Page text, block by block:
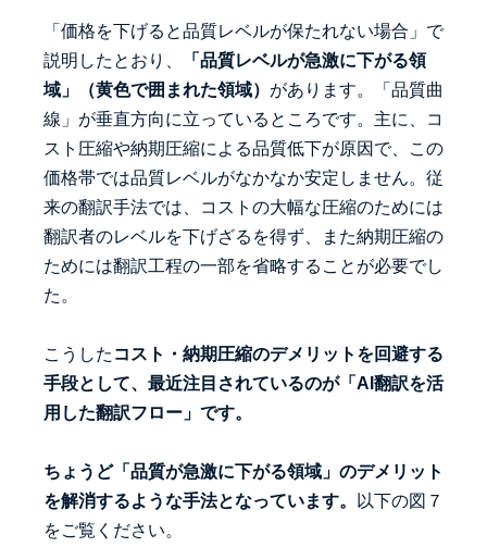
「価格を下げると品質レベルが保たれない場合」で
説明したとおり、
「品質レベルが急激に下がる領
域」（黄色で囲まれた領域） があります。「品質曲
線」が垂直方向に立っているところです。主に、コ
スト圧縮や納期圧縮による品質低下が原因で、この
価格帯では品質レベルがなかなか安定しません。従
来の翻訳手法では、コストの大幅な圧縮のためには
翻訳者のレベルを下げざるを得ず、また納期圧縮の
ためには翻訳工程の一部を省略することが必要でし
た。
こうした コスト・納期圧縮のデメリットを回避する
手段として、最近注目されているのが「AI翻訳を活
用した翻訳フロー」です。
ちょうど「品質が急激に下がる領域」のデメリット
を解消するような手法となっています。
以下の図７
をご覧ください。